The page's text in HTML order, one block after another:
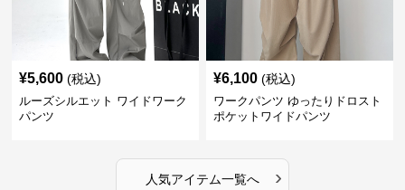
¥5,600 (税込)
ルーズシルエット ワイドワーク
パンツ
¥6,100 (税込)
ワークパンツ ゆったりドロスト
ポケットワイドパンツ
人気アイテム一覧へ ›